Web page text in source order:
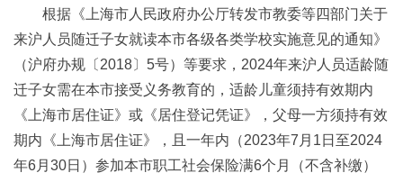
根据《上海市人民政府办公厅转发市教委等四部门关于
来沪人员随迁子女就读本市各级各类学校实施意见的通知》
（沪府办规〔2018〕5号）等要求，2024年来沪人员适龄随
迁子女需在本市接受义务教育的，适龄儿童须持有效期内
《上海市居住证》或《居住登记凭证》，父母一方须持有效
期内《上海市居住证》，且一年内（2023年7月1日至2024
年6月30日）参加本市职工社会保险满6个月（不含补缴）